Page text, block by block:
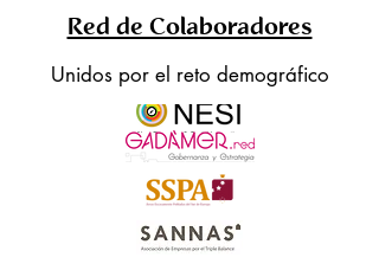
Red de Colaboradores
Unidos por el reto demográfico